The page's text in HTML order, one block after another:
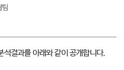
팀
결과를 아래와 같이 공개합니다.